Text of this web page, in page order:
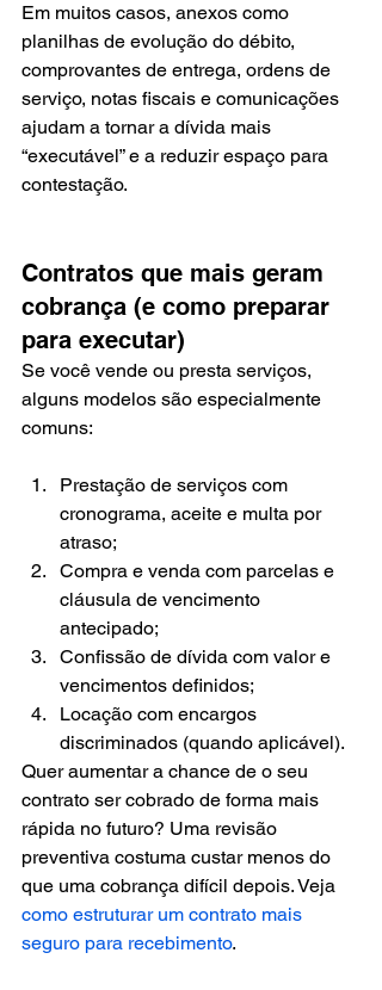
Em muitos casos, anexos como
planilhas de evolução do débito,
comprovantes de entrega, ordens de
serviço, notas fiscais e comunicações
ajudam a tornar a dívida mais
“executável” e a reduzir espaço para
contestação.
Contratos que mais geram
cobrança (e como preparar
para executar)
Se você vende ou presta serviços,
alguns modelos são especialmente
comuns:
Prestação de serviços com
cronograma, aceite e multa por
atraso;
Compra e venda com parcelas e
cláusula de vencimento
antecipado;
Confissão de dívida com valor e
vencimentos definidos;
Locação com encargos
discriminados (quando aplicável).
Quer aumentar a chance de o seu
contrato ser cobrado de forma mais
rápida no futuro? Uma revisão
preventiva costuma custar menos do
que uma cobrança difícil depois. Veja
como estruturar um contrato mais
seguro para recebimento.